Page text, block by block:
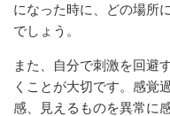
になった時に、どの場所
でしょう。
また、自分で刺激を回避
くことが大切です。感覚
感、見えるものを異常に